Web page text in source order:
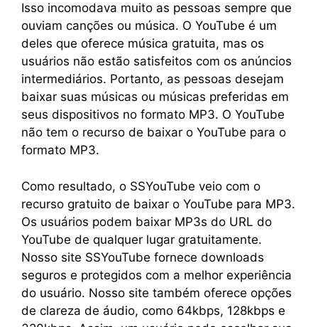
Isso incomodava muito as pessoas sempre que
ouviam canções ou música. O YouTube é um
deles que oferece música gratuita, mas os
usuários não estão satisfeitos com os anúncios
intermediários. Portanto, as pessoas desejam
baixar suas músicas ou músicas preferidas em
seus dispositivos no formato MP3. O YouTube
não tem o recurso de baixar o YouTube para o
formato MP3.
Como resultado, o SSYouTube veio com o
recurso gratuito de baixar o YouTube para MP3.
Os usuários podem baixar MP3s do URL do
YouTube de qualquer lugar gratuitamente.
Nosso site SSYouTube fornece downloads
seguros e protegidos com a melhor experiência
do usuário. Nosso site também oferece opções
de clareza de áudio, como 64kbps, 128kbps e